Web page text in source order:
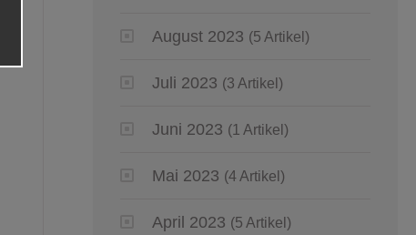
August 2023 (5 Artikel)
Juli 2023 (3 Artikel)
Juni 2023 (1 Artikel)
Mai 2023 (4 Artikel)
April 2023 (5 Artikel)